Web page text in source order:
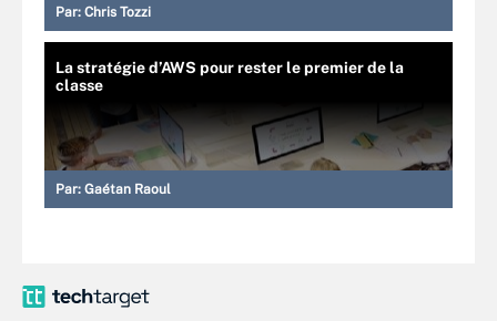
Par: Chris Tozzi
La stratégie d’AWS pour rester le premier de la
classe
Par: Gaétan Raoul